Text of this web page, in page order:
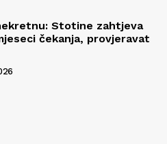
Stotine zahtjeva
čekanja, provjeravat